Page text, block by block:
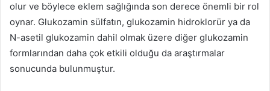
olur ve böylece eklem sağlığında son derece önemli bir rol
oynar. Glukozamin sülfatın, glukozamin hidroklorür ya da
N-asetil glukozamin dahil olmak üzere diğer glukozamin
formlarından daha çok etkili olduğu da araştırmalar
sonucunda bulunmuştur.